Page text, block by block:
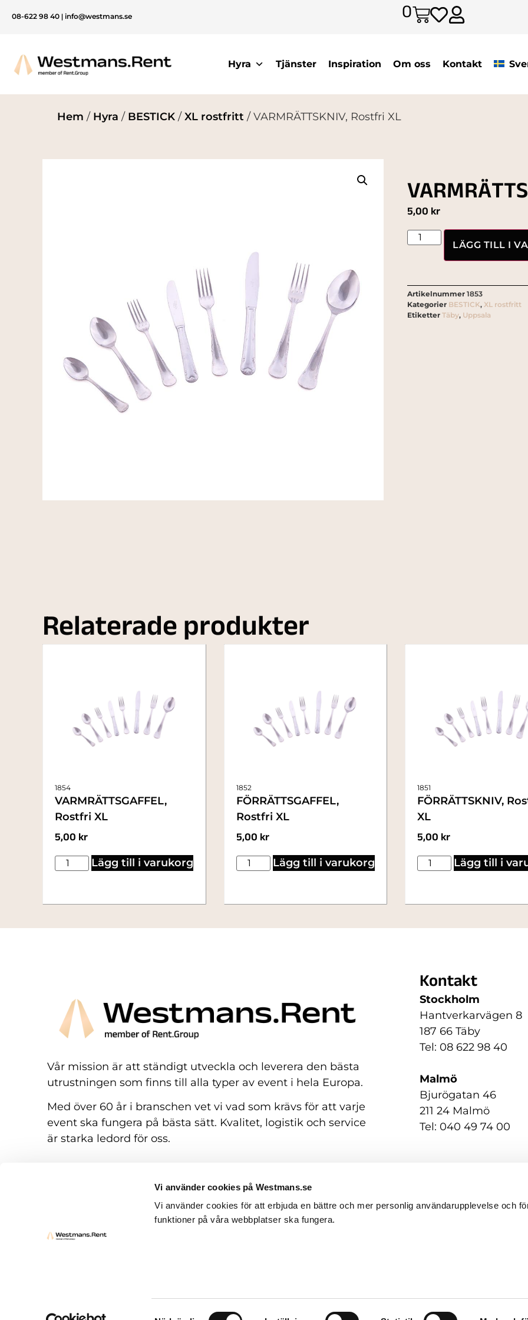
Vi använder cookies på Westmans.se
Vi använder cookies för att erbjuda en bättre och mer personlig användarupplevelse och
funktioner på våra webbplatser ska fungera.
Samtyckesval
08-622 98 40 | info@westmans.se 0
Hyra Tjänster Inspiration Om oss Kontakt
Hem / Hyra / BESTICK /XL rostfritt / VARMRÄTTSKNIV, Rostfri XL
5,00 kr
LÄGG TILL I
Artikelnummer1853
Kategorier BESTICK,XL rostfritt
Etiketter Täby, Uppsala
Relaterade produkter
1854
VARMRÄTTSGAFFEL,
Rostfri XL
5,00 kr
Lägg till i varukorg
1852
FÖRRÄTTSGAFFEL,
Rostfri XL
5,00 kr
Lägg till i varukorg
1851
FÖRRÄTTSKNIV,
XL
5,00 kr
Lägg till i
Vår mission är att ständigt utveckla och leverera den bästa
utrustningen som finns till alla typer av event i hela Europa.
Med över 60 år i branschen vet vi vad som krävs för att varje
event ska fungera på bästa sätt. Kvalitet, logistik och service
är starka ledord för oss.
Kontakt
Stockholm
Hantverkarvägen 8
187 66 Täby
Tel: 08 622 98 40
Malmö
Bjurögatan 46
211 24 Malmö
Tel: 040 49 74 00
English Svenska